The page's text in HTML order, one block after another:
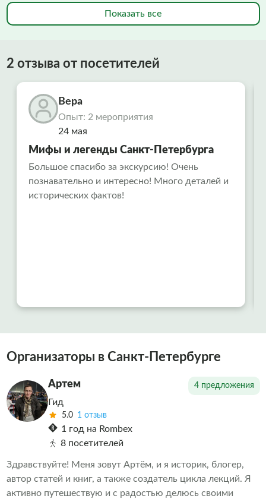
Показать все
2 отзыва от посетителей
Вера
Опыт: 2 мероприятия
24 мая
Мифы и легенды Санкт-Петербурга
Большое спасибо за экскурсию! Очень
познавательно и интересно! Много деталей и
исторических фактов!
Организаторы в Санкт-Петербурге
Артем 4 предложения
Гид
5.0 1 отзыв
1 год на Rombex
8 посетителей
Здравствуйте! Меня зовут Артём, и я историк, блогер,
автор статей и книг, а также создатель цикла лекций. Я
активно путешествую и с радостью делюсь своими